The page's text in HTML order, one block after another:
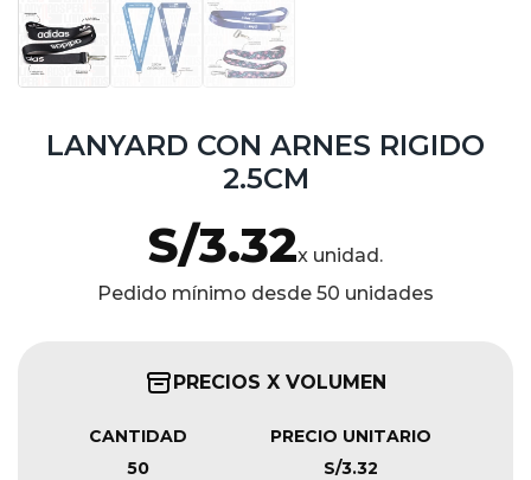
LANYARD CON ARNES RIGIDO
2.5CM
S/3.32x unidad.
Pedido mínimo desde 50 unidades
PRECIOS X VOLUMEN
CANTIDAD
PRECIO UNITARIO
50
S/3.32